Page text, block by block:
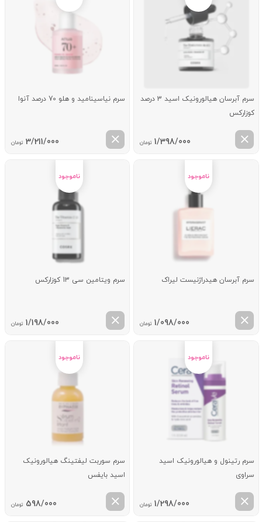
سرم آبرسان هیالورونیک اسید 3 درصد
کوزارکس
1/398/000 تومان
سرم نیاسینامید و هلو 70 درصد آنوا
3/211/000 تومان
سرم آبرسان هیدراژنیست لیراک
1/098/000 تومان
سرم ویتامین سی 13 کوزارکس
1/198/000 تومان
سرم رتینول و هیالورونیک اسید
سراوی
1/298/000 تومان
سرم سوربت لیفتینگ هیالورونیک
اسید بایفس
598/000 تومان